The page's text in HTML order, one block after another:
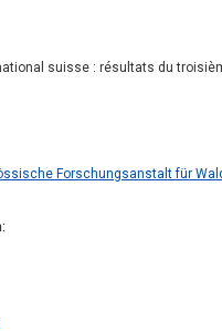
suisse : résultats du
Forschungsanstalt für